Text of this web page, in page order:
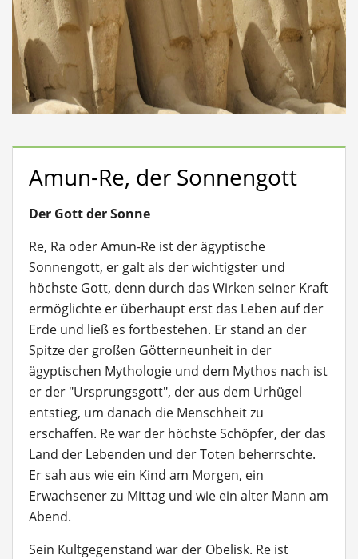
Amun-Re, der Sonnengott
Der Gott der Sonne
Re, Ra oder Amun-Re ist der ägyptische
Sonnengott, er galt als der wichtigster und
höchste Gott, denn durch das Wirken seiner Kraft
ermöglichte er überhaupt erst das Leben auf der
Erde und ließ es fortbestehen. Er stand an der
Spitze der großen Götterneunheit in der
ägyptischen Mythologie und dem Mythos nach ist
er der "Ursprungsgott", der aus dem Urhügel
entstieg, um danach die Menschheit zu
erschaffen. Re war der höchste Schöpfer, der das
Land der Lebenden und der Toten beherrschte.
Er sah aus wie ein Kind am Morgen, ein
Erwachsener zu Mittag und wie ein alter Mann am
Abend.
Sein Kultgegenstand war der Obelisk. Re ist